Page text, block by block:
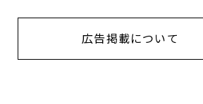
広告掲載について